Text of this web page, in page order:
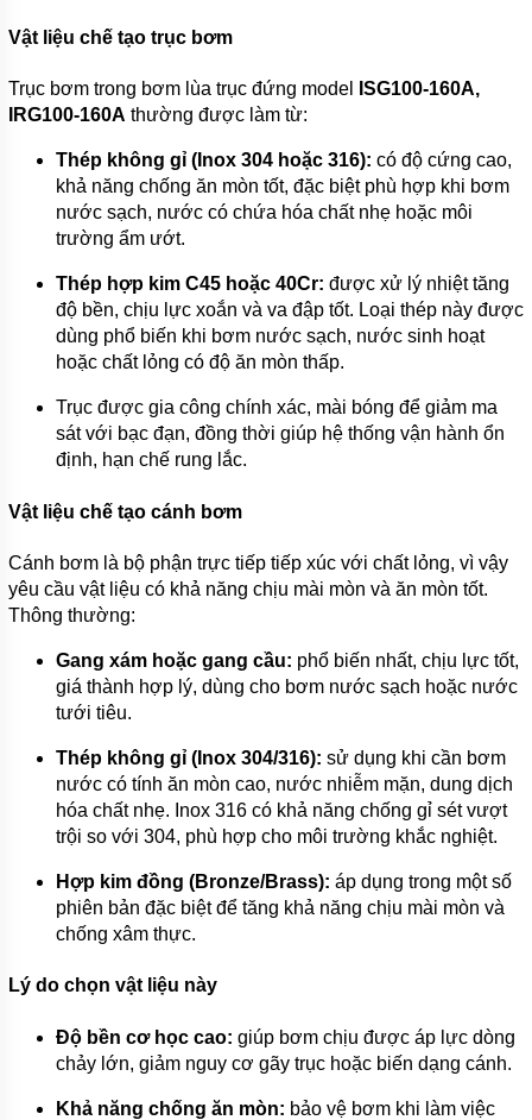
THIỆU
SẢN
PHẨM
Vật liệu chế tạo trục bơm
Trục bơm trong bơm lùa trục đứng model
ISG100-160A,
IRG100-160A thường được làm từ:
Thép không gỉ (Inox 304 hoặc 316): có độ cứng cao,
khả năng chống ăn mòn tốt, đặc biệt phù hợp khi bơm
nước sạch, nước có chứa hóa chất nhẹ hoặc môi
trường ẩm ướt.
Thép hợp kim C45 hoặc 40Cr: được xử lý nhiệt tăng
độ bền, chịu lực xoắn và va đập tốt. Loại thép này được
dùng phổ biến khi bơm nước sạch, nước sinh hoạt
hoặc chất lỏng có độ ăn mòn thấp.
Trục được gia công chính xác, mài bóng để giảm ma
sát với bạc đạn, đồng thời giúp hệ thống vận hành ổn
định, hạn chế rung lắc.
Vật liệu chế tạo cánh bơm
Cánh bơm là bộ phận trực tiếp tiếp xúc với chất lỏng, vì vậy
yêu cầu vật liệu có khả năng chịu mài mòn và ăn mòn tốt.
Thông thường:
Gang xám hoặc gang cầu: phổ biến nhất, chịu lực tốt,
giá thành hợp lý, dùng cho bơm nước sạch hoặc nước
tưới tiêu.
Thép không gỉ (Inox 304/316): sử dụng khi cần bơm
nước có tính ăn mòn cao, nước nhiễm mặn, dung dịch
hóa chất nhẹ. Inox 316 có khả năng chống gỉ sét vượt
trội so với 304, phù hợp cho môi trường khắc nghiệt.
Hợp kim đồng (Bronze/Brass): áp dụng trong một số
phiên bản đặc biệt để tăng khả năng chịu mài mòn và
chống xâm thực.
Lý do chọn vật liệu này
Độ bền cơ học cao: giúp bơm chịu được áp lực dòng
chảy lớn, giảm nguy cơ gãy trục hoặc biến dạng cánh.
Khả năng chống ăn mòn: bảo vệ bơm khi làm việc